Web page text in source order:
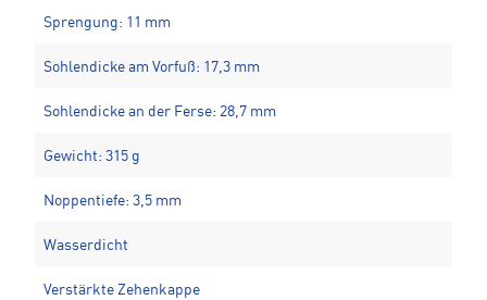
Sprengung: 11 mm
Sohlendicke am Vorfuß: 17,3 mm
Sohlendicke an der Ferse: 28,7 mm
Gewicht: 315 g
Noppentiefe: 3,5 mm
Wasserdicht
Verstärkte Zehenkappe